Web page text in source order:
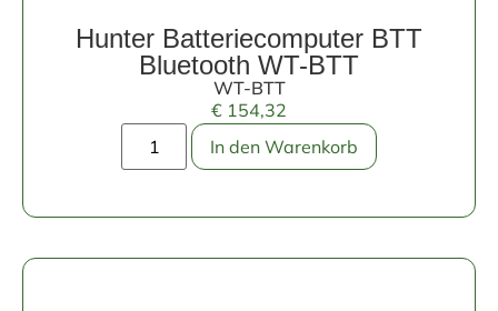
Hunter Batteriecomputer BTT
Bluetooth WT-BTT
WT-BTT
€ 154,32
In den Warenkorb